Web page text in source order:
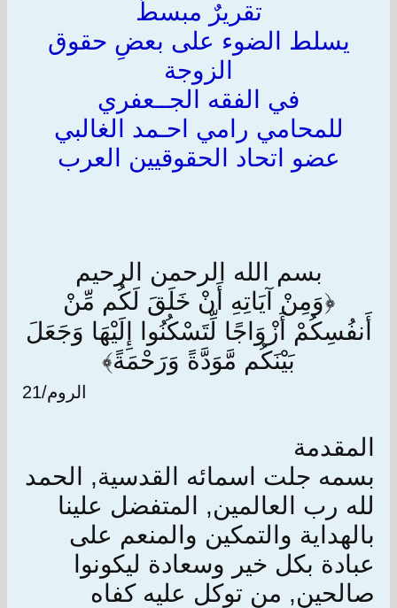
تقريرٌ مبسطٌ
يسلط الضوء على بعضِ حقوق
الزوجة
في الفقه الجــعفري
للمحامي رامي احـمد الغالبي
عضو اتحاد الحقوقيين العرب
بسم الله الرحمن الرحيم
﴿وَمِنْ آيَاتِهِ أَنْ خَلَقَ لَكُم مِّنْ
أَنفُسِكُمْ أَزْوَاجًا لِّتَسْكُنُوا إِلَيْهَا وَجَعَلَ
بَيْنَكُم مَّوَدَّةً وَرَحْمَةً﴾
الروم/21
المقدمة
بسمه جلت اسمائه القدسية, الحمد
لله رب العالمين, المتفضل علينا
بالهداية والتمكين والمنعم على
عبادة بكل خير وسعادة ليكونوا
صالحين, من توكل عليه كفاه